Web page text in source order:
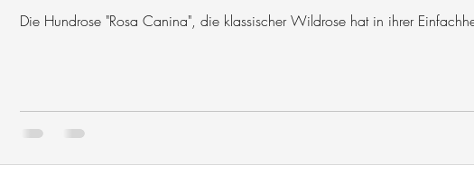
Die Hundrose "Rosa Canina", die klassischer Wildrose hat in ihrer